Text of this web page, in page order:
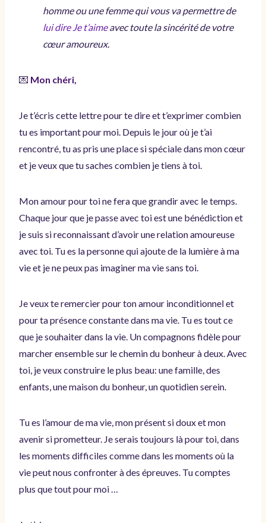
homme ou une femme qui vous va permettre de
lui dire Je t’aimeavec toute la sincérité de votre
cœur amoureux.
💌 Mon chéri,
Je t’écris cette lettre pour te dire et t’exprimer combien
tu es important pour moi. Depuis le jour où je t’ai
rencontré, tu as pris une place si spéciale dans mon cœur
et je veux que tu saches combien je tiens à toi.
Mon amour pour toi ne fera que grandir avec le temps.
Chaque jour que je passe avec toi est une bénédiction et
je suis si reconnaissant d’avoir une relation amoureuse
avec toi. Tu es la personne qui ajoute de la lumière à ma
vie et je ne peux pas imaginer ma vie sans toi.
Je veux te remercier pour ton amour inconditionnel et
pour ta présence constante dans ma vie. Tu es tout ce
que je souhaiter dans la vie. Un compagnons fidèle pour
marcher ensemble sur le chemin du bonheur à deux. Avec
toi, je veux construire le plus beau: une famille, des
enfants, une maison du bonheur, un quotidien serein.
Tu es l’amour de ma vie, mon présent si doux et mon
avenir si prometteur. Je serais toujours là pour toi, dans
les moments difficiles comme dans les moments où la
vie peut nous confronter à des épreuves. Tu comptes
plus que tout pour moi …